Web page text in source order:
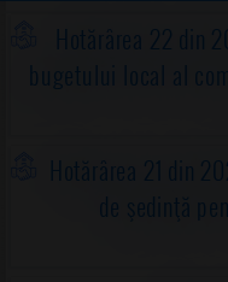
Hotărârea 22 din
bugetului local al
Hotărârea 21 din
de şedinţă